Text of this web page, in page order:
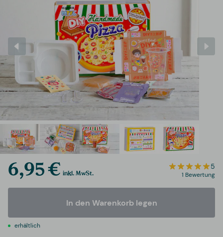
6,95 € inkl. MwSt.
5
1 Bewertung
In den Warenkorb legen
erhältlich